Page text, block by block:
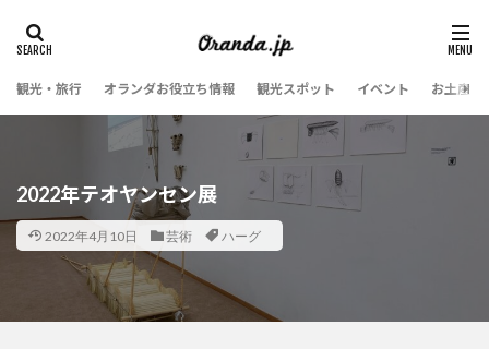
観光・旅行 オランダお役立ち情報 観光スポット イベント お土産・
2022年テオヤンセン展
2022年4月10日 芸術 ハーグ